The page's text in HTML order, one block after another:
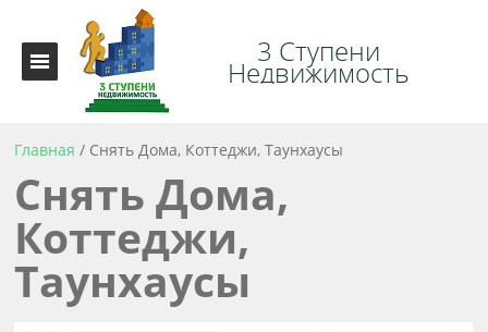
3 Ступени
Недвижимость
Главная / Снять Дома, Коттеджи, Таунхаусы
Снять Дома,
Коттеджи,
Таунхаусы